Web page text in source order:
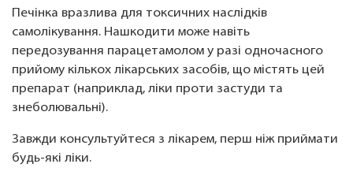
Печінка вразлива для токсичних наслідків
самолікування. Нашкодити може навіть
передозування парацетамолом у разі одночасного
прийому кількох лікарських засобів, що містять цей
препарат (наприклад, ліки проти застуди та
знеболювальні).
Завжди консультуйтеся з лікарем, перш ніж приймати
будь-які ліки.